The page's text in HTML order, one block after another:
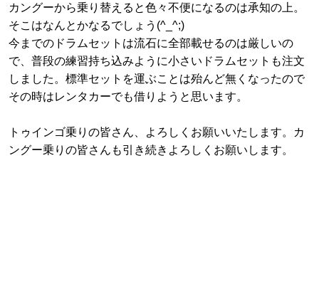
カングーから乗り替えると色々不便になるのは承知の上。
そこはなんとかなるでしょう(^_^;)
今までのドラムセットは流石に全部載せるのは厳しいの
で、普段の練習持ち込みように小さいドラムセットも注文
しました。標準セットを運ぶことは殆んど無くなったので
その時はレンタカーでも借りようと思います。
トゥインゴ乗りの皆さん、よろしくお願いいたします。カ
ングー乗りの皆さんも引き続きよろしくお願いします。